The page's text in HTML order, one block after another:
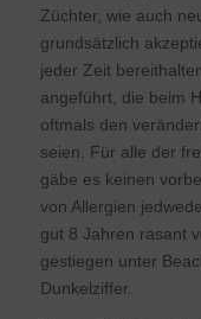
Züchter, wie auch
grundsätzlich
jeder Zeit
angeführt, die beim
oftmals den
seien. Für alle der
gäbe es keinen
von Allergien
gut 8 Jahren rasant
gestiegen unter
Dunkelziffer.